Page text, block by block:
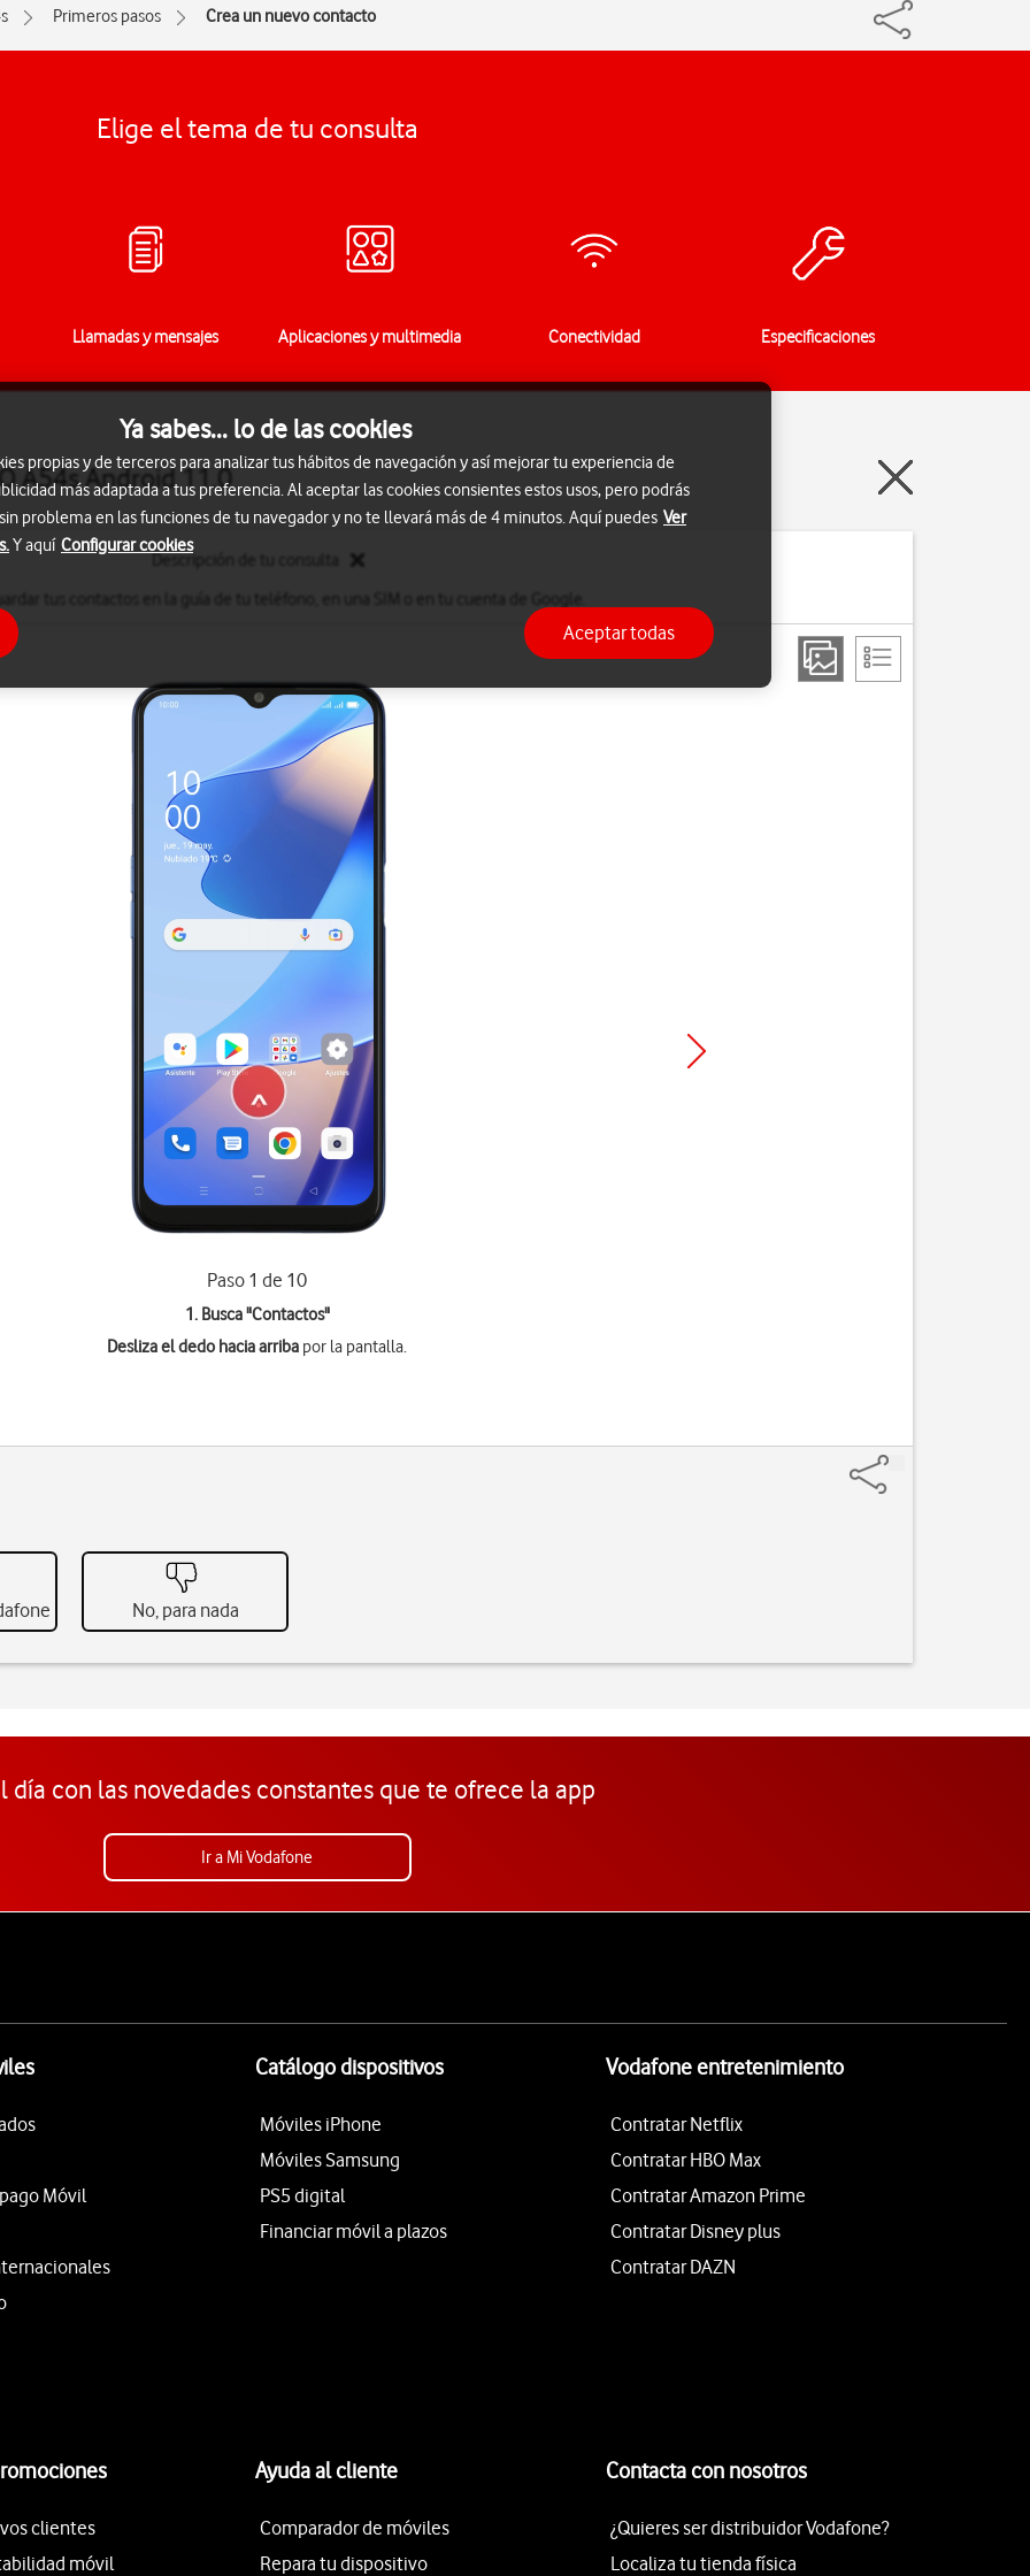
Primeros pasos Crea un nuevo contacto
Elige el tema de tu consulta
Llamadas y mensajes Aplicaciones y multimedia Conectividad Especificaciones
A54s Android 11.0
Descripción de tu consulta
Paso 1 de 10
1. Busca "Contactos"
Desliza el dedo hacia arriba por la pantalla.
No, para nada
día con las novedades constantes que te ofrece la app
Ir a Mi Vodafone
Móvil
Catálogo dispositivos
Móviles iPhone
Móviles Samsung
PS5 digital
Financiar móvil a plazos
Vodafone entretenimiento
Contratar Netflix
Contratar HBO Max
Contratar Amazon Prime
Contratar Disney plus
Contratar DAZN
clientes
móvil
Ayuda al cliente
Comparador de móviles
Repara tu dispositivo
Contacta con nosotros
¿Quieres ser distribuidor Vodafone?
Localiza tu tienda física
Ya sabes... lo de las cookies
propias y de terceros para analizar tus hábitos de navegación y así mejorar tu experiencia de
más adaptada a tus preferencia. Al aceptar las cookies consientes estos usos, pero podrás
problema en las funciones de tu navegador y no te llevará más de 4 minutos. Aquí puedes Ver
Y aquí Configurar cookies
Aceptar todas